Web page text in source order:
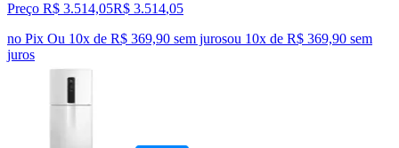
Preço R$ 3.514,05R$ 3.514,05
no Pix Ou 10x de R$ 369,90 sem jurosou 10x de R$ 369,90 sem
juros